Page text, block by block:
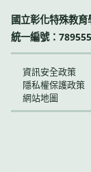
國立彰化特殊教育
統一編號：
資訊安全政策
隱私權保護政策
網站地圖